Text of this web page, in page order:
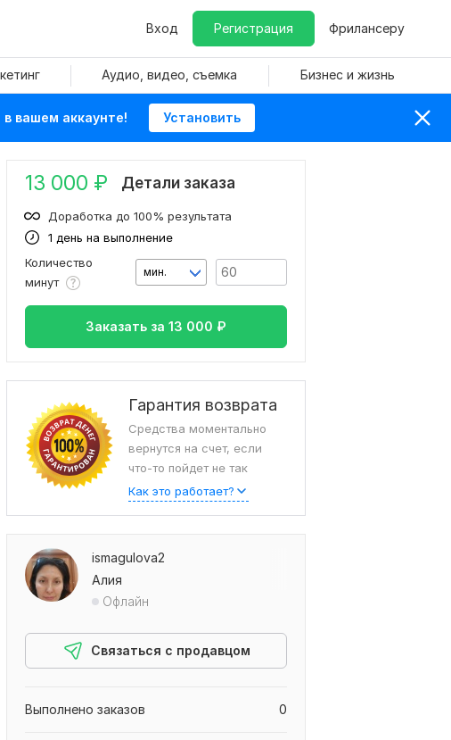
Вход Регистрация Фрилансеру
Аудио, видео, съемка Бизнес и жизнь
вашем аккаунте! Установить
13 000 ₽ Детали заказа
1 день на выполнение
Доработка до 100% результата
Количество
минут
мин.
Заказать за 13 000 ₽
Гарантия возврата
Средства моментально
вернутся на счет, если
что-то пойдет не так
Как это работает?
ismagulova2
Алия
Офлайн
Связаться с продавцом
0
Выполнено заказов